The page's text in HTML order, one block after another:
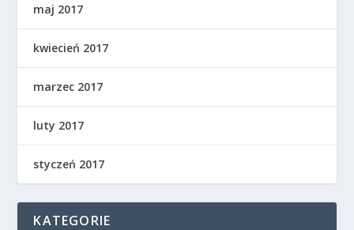
maj 2017
kwiecień 2017
marzec 2017
luty 2017
styczeń 2017
KATEGORIE